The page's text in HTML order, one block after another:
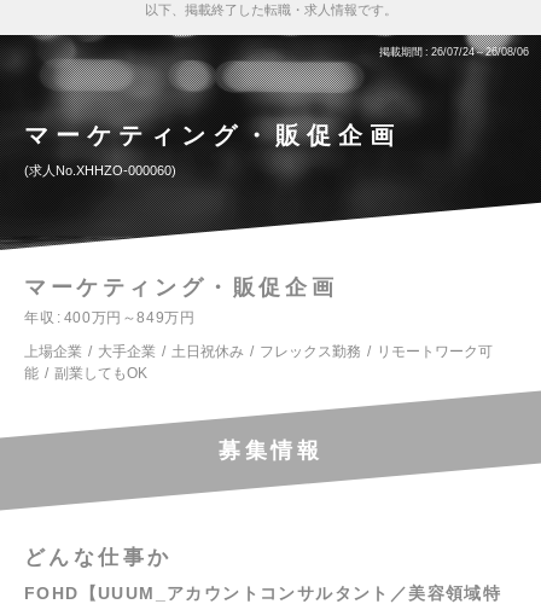
以下、掲載終了した転職・求人情報です。
掲載期間 26/07/24～26/08/06
マーケティング・販促企画
求人No.XHHZO-000060
マーケティング・販促企画
年収
400万円～849万円
上場企業
大手企業 土日祝休み フレックス勤務
リモートワーク可
能
副業してもOK
募集情報
どんな仕事か
FOHD【UUUM_アカウントコンサルタント／美容領域特